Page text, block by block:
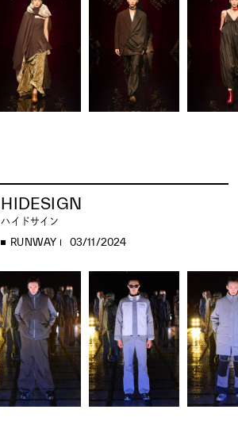
HIDESIGN
ハイドサイン
RUNWAY 03/11/2024